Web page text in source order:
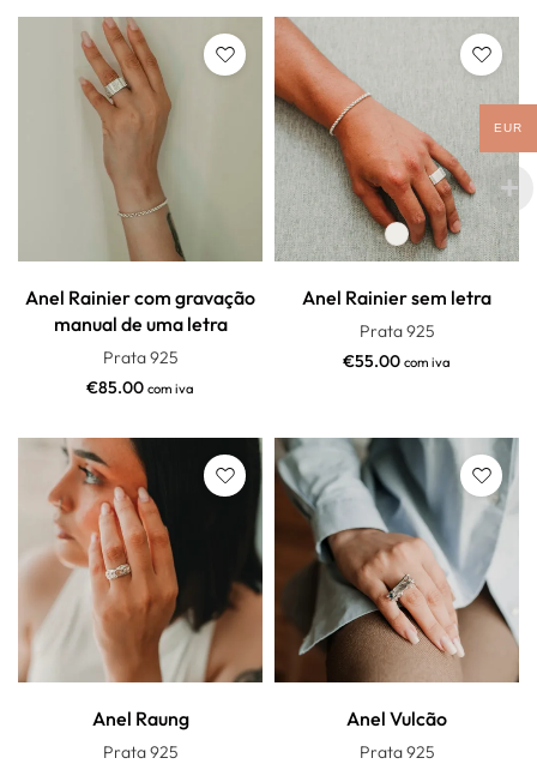
Anel Rainier com gravação
manual de uma letra
Prata 925
€85.00 com iva
Anel Rainier sem letra
Prata 925
€55.00 com iva
Anel Raung
Prata 925
Anel Vulcão
Prata 925
EUR